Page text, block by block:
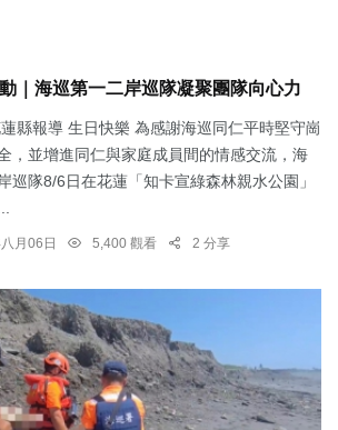
｜海巡第一二岸巡隊凝聚團隊向心力
縣報導 生日快樂 為感謝海巡同仁平時堅守崗
，並增進同仁與家庭成員間的情感交流，海
巡隊8/6日在花蓮「知卡宣綠森林親水公園」
月06日 5,400 觀看 2 分享